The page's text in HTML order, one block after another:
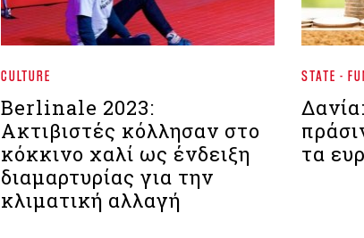
CULTURE
Berlinale 2023:
Ακτιβιστές κόλλησαν στο
κόκκινο χαλί ως ένδειξη
διαμαρτυρίας για την
κλιματική αλλαγή
STATE -
τα